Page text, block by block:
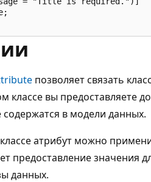
позволяет связать
классе вы предоставляете
в модели данных.
атрибут можно
предоставление значения
данных.